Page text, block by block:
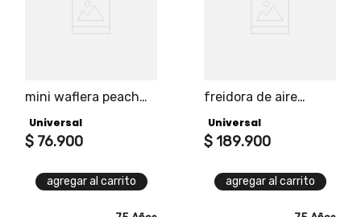
mini waflera peach
desayunos en
instantes
Universal
$ 76.900
agregar al carrito
freidora de aire
Universal
$ 189.900
agregar al carrito